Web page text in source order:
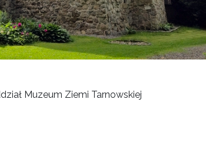
Muzeum Ziemi Tarnowskiej